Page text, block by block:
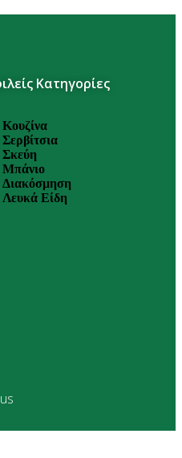
Κατηγορίες
Κουζίνα
Σερβίτσια
Σκεύη
Μπάνιο
Διακόσμηση
Λευκά Είδη